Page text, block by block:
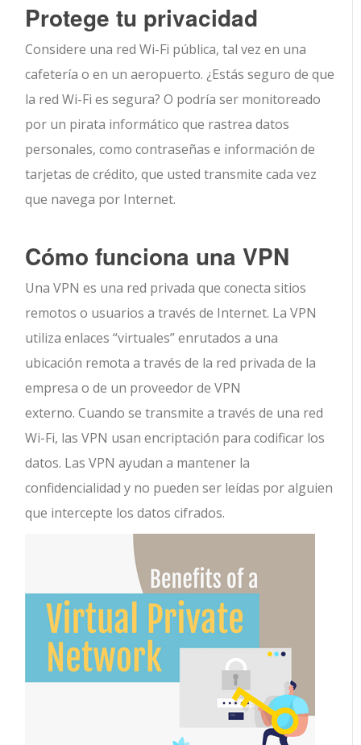
Protege tu privacidad
Considere una red Wi-Fi pública, tal vez en una
cafetería o en un aeropuerto. ¿Estás seguro de que
la red Wi-Fi es segura? O podría ser monitoreado
por un pirata informático que rastrea datos
personales, como contraseñas e información de
tarjetas de crédito, que usted transmite cada vez
que navega por Internet.
Cómo funciona una VPN
Una VPN es una red privada que conecta sitios
remotos o usuarios a través de Internet. La VPN
utiliza enlaces “virtuales” enrutados a una
ubicación remota a través de la red privada de la
empresa o de un proveedor de VPN
externo. Cuando se transmite a través de una red
Wi-Fi, las VPN usan encriptación para codificar los
datos. Las VPN ayudan a mantener la
confidencialidad y no pueden ser leídas por alguien
que intercepte los datos cifrados.